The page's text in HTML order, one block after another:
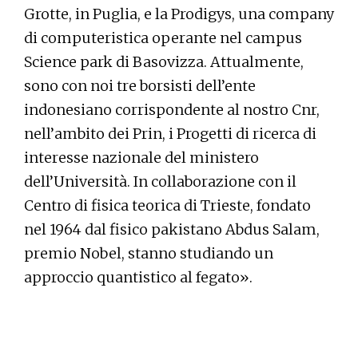
Grotte, in Puglia, e la Prodigys, una company
di computeristica operante nel campus
Science park di Basovizza. Attualmente,
sono con noi tre borsisti dell’ente
indonesiano corrispondente al nostro Cnr,
nell’ambito dei Prin, i Progetti di ricerca di
interesse nazionale del ministero
dell’Università. In collaborazione con il
Centro di fisica teorica di Trieste, fondato
nel 1964 dal fisico pakistano Abdus Salam,
premio Nobel, stanno studiando un
approccio quantistico al fegato».